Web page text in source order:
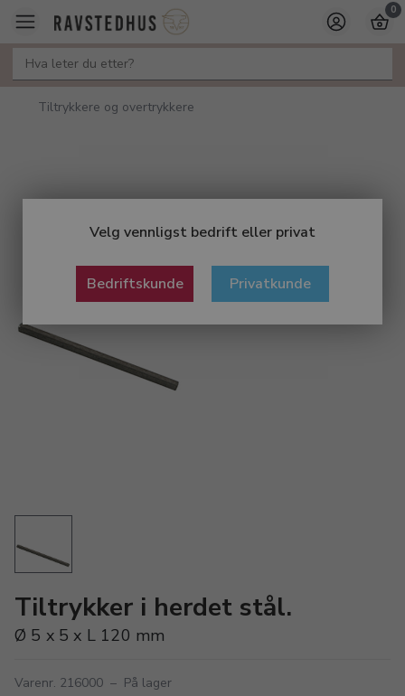
Velg vennligst bedrift eller privat
Bedriftskunde Privatkunde
0
Tiltrykkere og overtrykkere
Tiltrykker i herdet stål.
Ø 5 x 5 x L 120 mm
Varenr. 216000 – På lager